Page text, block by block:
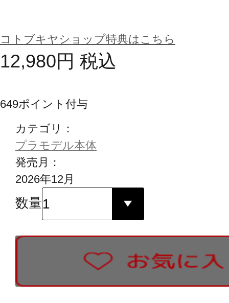
コトブキヤショップ特典はこちら
12,980円 税込
649ポイント付与
カテゴリ：
プラモデル本体
発売月：
2026年12月
数量